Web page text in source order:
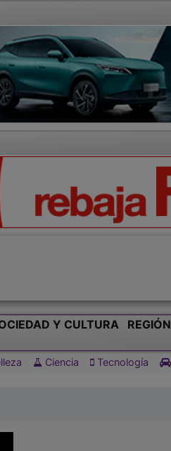
Y CULTURA REGIÓN
Ciencia Tecnología